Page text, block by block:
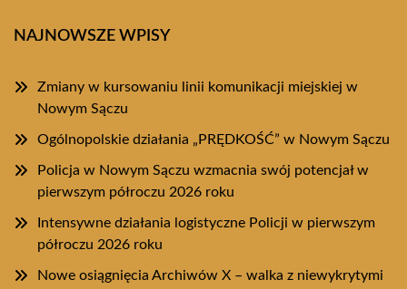
NAJNOWSZE WPISY
Zmiany w kursowaniu linii komunikacji miejskiej w
Nowym Sączu
Ogólnopolskie działania „PRĘDKOŚĆ” w Nowym Sączu
Policja w Nowym Sączu wzmacnia swój potencjał w
pierwszym półroczu 2026 roku
Intensywne działania logistyczne Policji w pierwszym
półroczu 2026 roku
Nowe osiągnięcia Archiwów X – walka z niewykrytymi